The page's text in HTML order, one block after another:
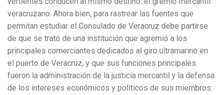
veracruzano. Ahora bien, para rastrear las fuentes que
permitan estudiar el Consulado de Veracruz debe partirse
de que se trató de una institución que agremió a los
principales comerciantes dedicados al giro ultramarino en
el puerto de Veracruz, y que sus funciones principales
fueron la administración de la justicia mercantil y la defensa
de los intereses económicos y políticos de sus miembros.